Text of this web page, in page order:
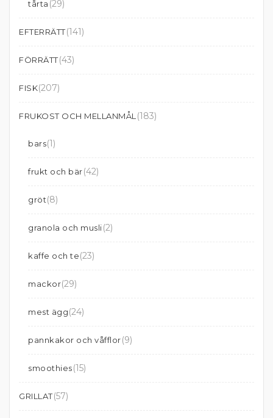
tårta (29)
EFTERRÄTT(141)
FÖRRÄTT(43)
FISK(207)
FRUKOST OCH MELLANMÅL (183)
bars(1)
frukt och bär(42)
gröt(8)
granola och musli(2)
kaffe och te(23)
mackor(29)
mest ägg(24)
pannkakor och våfflor(9)
smoothies(15)
GRILLAT(57)